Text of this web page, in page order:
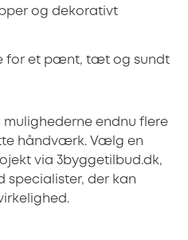
og dekorativt
for et pænt, tæt og sundt
endnu flere
håndværk. Vælg en
via 3byggetilbud.dk,
specialister, der kan